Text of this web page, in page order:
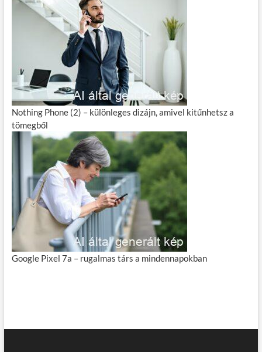
Nothing Phone (2) – különleges dizájn, amivel kitűnhetsz a
tömegből
Google Pixel 7a – rugalmas társ a mindennapokban